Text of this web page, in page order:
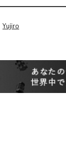
Yujiro